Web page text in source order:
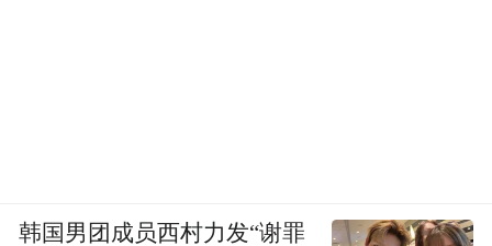
韩国男团成员西村力发“谢罪